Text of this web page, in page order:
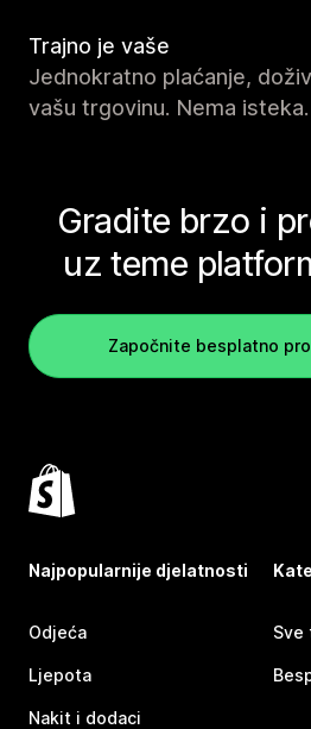
Trajno je vaše
Jednokratno plaćanje,
vašu trgovinu. Nema isteka.
Gradite brzo i
uz teme
Započnite besplatno
Najpopularnije djelatnosti
Odjeća
Ljepota
Nakit i dodaci
Sve